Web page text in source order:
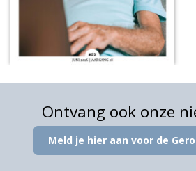
Ontvang ook onze
Meld je hier aan voor de